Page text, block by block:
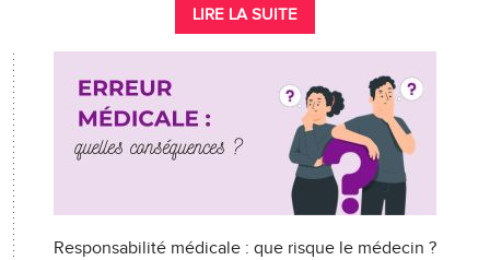
LIRE LA SUITE
Responsabilité médicale : que risque le médecin ?